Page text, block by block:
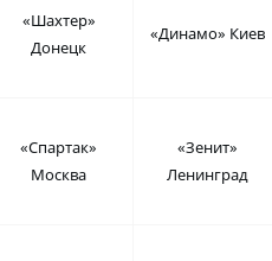
«Шахтер»
Донецк
«Динамо» Киев
«Спартак»
Москва
«Зенит»
Ленинград